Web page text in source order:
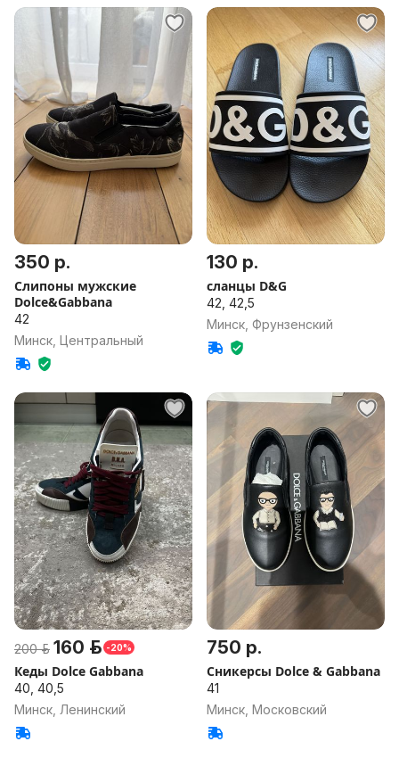
350 р.
Слипоны мужские
Dolce&Gabbana
42
Минск, Центральный
130 р.
сланцы D&G
42, 42,5
Минск, Фрунзенский
200 р. 160 р. -20%
Кеды Dolce Gabbana
40, 40,5
Минск, Ленинский
750 р.
Сникерсы Dolce & Gabbana
41
Минск, Московский